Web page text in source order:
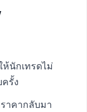
ห้นักเทรดไม่
รั้ง
าคากลับมา